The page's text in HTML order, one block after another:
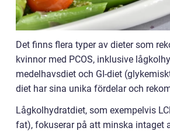
Det finns flera typer av dieter som
kvinnor med PCOS, inklusive
medelhavsdiet och GI-diet
diet har sina unika fördelar och
Lågkolhydratdiet, som exempelvis
fat), fokuserar på att minska intaget